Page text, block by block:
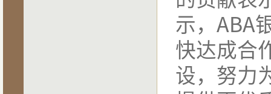
示，ABA
快达成合
设，努力